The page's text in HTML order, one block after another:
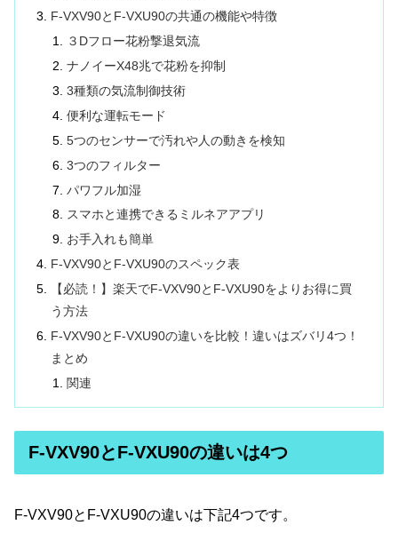
F-VXV90とF-VXU90の共通の機能や特徴
３Dフロー花粉撃退気流
ナノイーX48兆で花粉を抑制
3種類の気流制御技術
便利な運転モード
5つのセンサーで汚れや人の動きを検知
3つのフィルター
パワフル加湿
スマホと連携できるミルネアアプリ
お手入れも簡単
F-VXV90とF-VXU90のスペック表
【必読！】楽天でF-VXV90とF-VXU90をよりお得に買
う方法
F-VXV90とF-VXU90の違いを比較！違いはズバリ4つ！
まとめ
関連
F-VXV90とF-VXU90の違いは4つ
F-VXV90とF-VXU90の違いは下記4つです。